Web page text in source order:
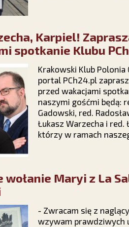
marszu podtrzymuje
rodzina – Bogiem silna
przeciwności.
Karpiel!
spotkanie Klubu
Krakowski Klub
portal PCh24.pl
przed wakacjami
naszymi gośćmi będą:
Gadowski, red.
Łukasz Warzecha i red.
którzy w ramach
zainteresowaniem w
publiczności dokonają
podsumowania
wołanie Maryi z La
- Zwracam się z
wzywam prawdziwych